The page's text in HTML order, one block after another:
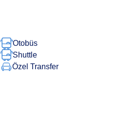
Otobüs
Shuttle
Özel Transfer